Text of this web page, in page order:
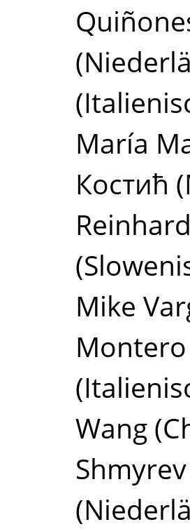
María
Костић
Mike
Montero
Wang
Shmyrev